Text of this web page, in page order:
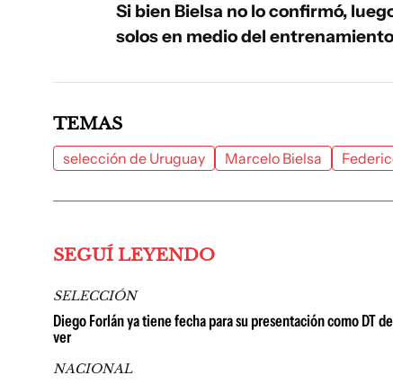
Si bien Bielsa no lo confirmó,
solos en medio del
TEMAS
selección de Uruguay Marcelo Bielsa
SEGUÍ LEYENDO
SELECCIÓN
Diego Forlán ya tiene fecha para su presentación como DT
ver
NACIONAL